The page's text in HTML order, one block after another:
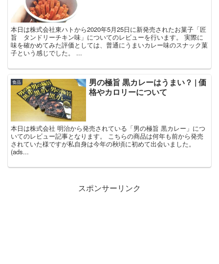
本日は株式会社東ハトから2020年5月25日に新発売されたお菓子「匠
旨 タンドリーチキン味」についてのレビューを行います。 実際に
味を確かめてみた評価としては、普通にうまいカレー味のスナック菓
子という感じでした。 ...
食品
男の極旨 黒カレーはうまい？ | 価
格やカロリーについて
本日は株式会社 明治から発売されている「男の極旨 黒カレー」につ
いてのレビュー記事となります。 こちらの商品は何年も前から発売
されていた様ですが私自身は今年の秋頃に初めて出会いました。
(ads...
スポンサーリンク